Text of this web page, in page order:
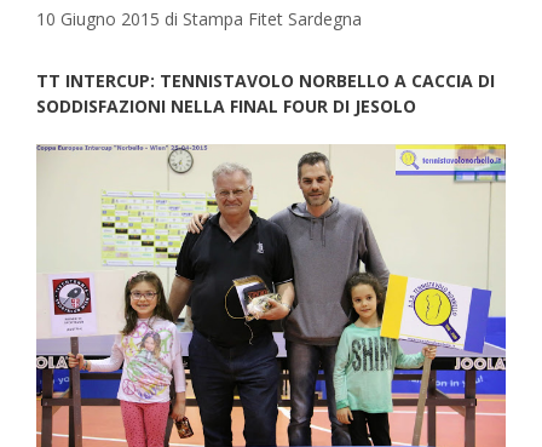
10 Giugno 2015 di Stampa Fitet Sardegna
TT INTERCUP: TENNISTAVOLO NORBELLO A CACCIA DI
SODDISFAZIONI NELLA FINAL FOUR DI JESOLO